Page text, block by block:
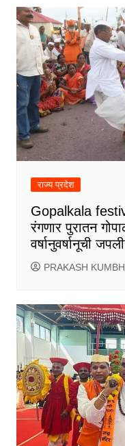
राज्य प्रदेश
Gopalkala
रंगणार पुरातन
वर्षानुवर्षानूची
PRAKASH